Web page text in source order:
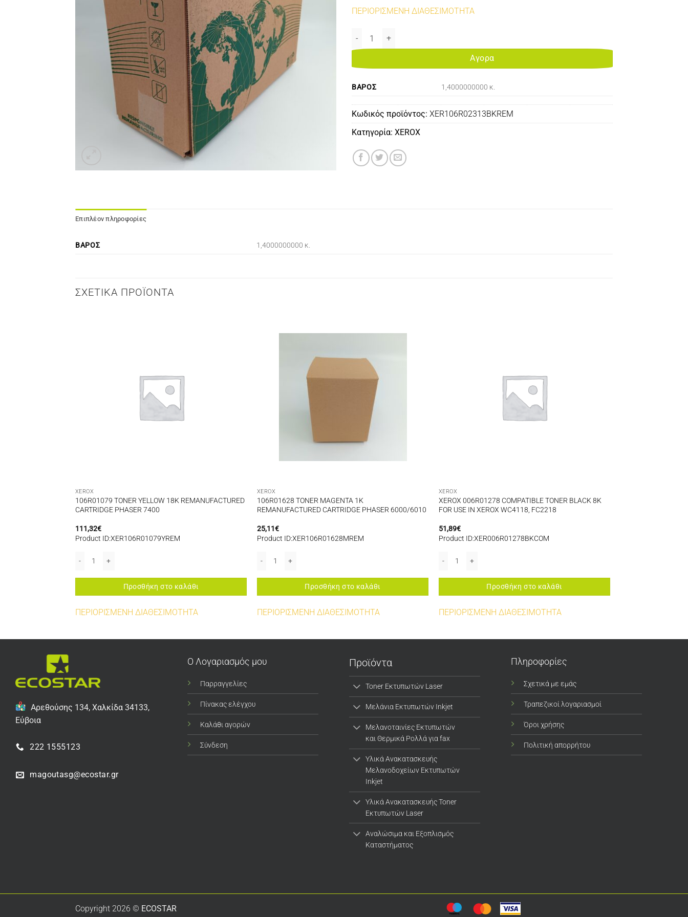
ΠΕΡΙΟΡΙΣΜΕΝΗ ΔΙΑΘΕΣΙΜΟΤΗΤΑ
106R02313 TONER BLACK 11K REMANUFACTURED CARTRIDGE FOR USE IN XEROX WC3325 ποσότητα
Αγορα
ΒΆΡΟΣ 1,4000000000 κ.
Κωδικός προϊόντος: XER106R02313BKREM
Κατηγορία: XEROX
Επιπλέον πληροφορίες
ΒΆΡΟΣ 1,4000000000 κ.
ΣΧΕΤΙΚΆ ΠΡΟΪΌΝΤΑ
XEROX
106R01079 TONER YELLOW 18K REMANUFACTURED
CARTRIDGE PHASER 7400
111,32€
Product ID:XER106R01079YREM
Προσθήκη στο καλάθι
ΠΕΡΙΟΡΙΣΜΕΝΗ ΔΙΑΘΕΣΙΜΟΤΗΤΑ
XEROX
106R01628 TONER MAGENTA 1K
REMANUFACTURED CARTRIDGE PHASER 6000/6010
25,11€
Product ID:XER106R01628MREM
Προσθήκη στο καλάθι
ΠΕΡΙΟΡΙΣΜΕΝΗ ΔΙΑΘΕΣΙΜΟΤΗΤΑ
XEROX
XEROX 006R01278 COMPATIBLE TONER BLACK 8K
FOR USE IN XEROX WC4118, FC2218
51,89€
Product ID:XER006R01278BKCOM
Προσθήκη στο καλάθι
ΠΕΡΙΟΡΙΣΜΕΝΗ ΔΙΑΘΕΣΙΜΟΤΗΤΑ
Αρεθούσης 134, Χαλκίδα 34133,
Εύβοια
222 1555123
magoutasg@ecostar.gr
Ο Λογαριασμός μου
Παρραγγελίες
Πίνακας ελέγχου
Καλάθι αγορών
Σύνδεση
Προϊόντα
Toner Εκτυπωτών Laser
Μελάνια Εκτυπωτών Inkjet
Μελανοταινίες Εκτυπωτών
και Θερμικά Ρολλά για fax
Υλικά Ανακατασκευής
Μελανοδοχείων Εκτυπωτών
Inkjet
Υλικά Ανακατασκευής Toner
Εκτυπωτών Laser
Αναλώσιμα και Εξοπλισμός
Καταστήματος
Πληροφορίες
Σχετικά με εμάς
Τραπεζικοί λογαριασμοί
Όροι χρήσης
Πολιτική απορρήτου
Copyright 2026 © ECOSTAR